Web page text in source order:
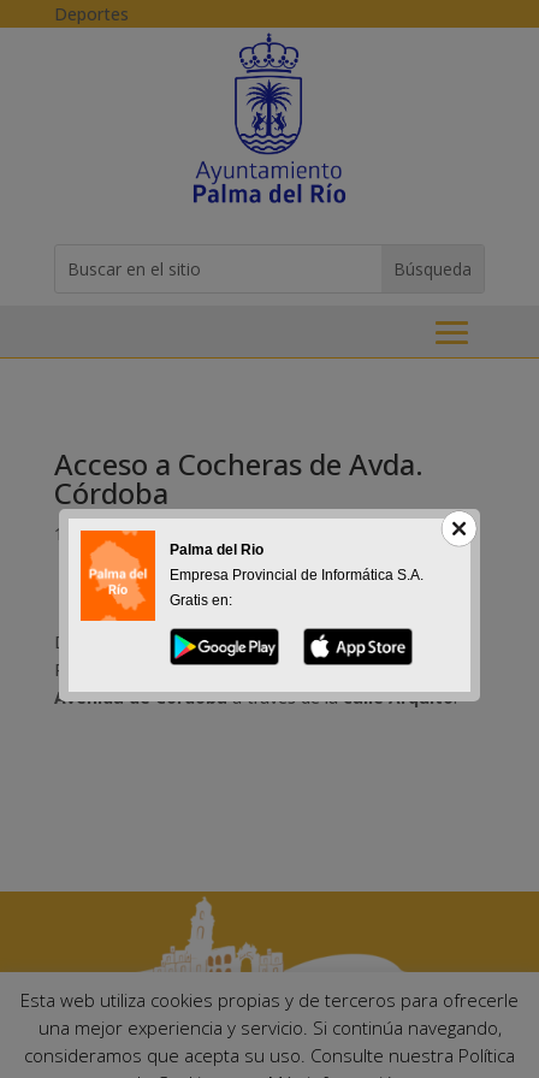
Skip to content
Deportes
for...
Acceso a Cocheras de Avda.
Córdoba
16-09-2015
Durante los días que se celebran las Fiestas
Patronales, se podrá acceder a las cocheras de la
Avenida de Córdobaa través de lacalle Arquito.
Ayuntamiento de Palma del Río. Plaza Mayor de Andalucía, 1 C.P:
Esta web utiliza cookies propias y de terceros para ofrecerle
una mejor experiencia y servicio. Si continúa navegando,
consideramos que acepta su uso. Consulte nuestra Política
Palma del Rio
Empresa Provincial de Informática S.A.
Gratis en: